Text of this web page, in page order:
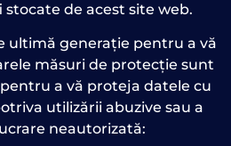
de acest site web.
ultimă generație pentru a vă
măsuri de protecție sunt
a vă proteja datele cu
utilizării abuzive sau a
neautorizată: